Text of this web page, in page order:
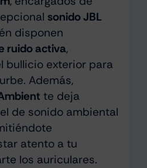
sonido JBL
disponen
ruido activa,
bullicio exterior para
Además,
te deja
de sonido ambiental
atento a tu
los auriculares.